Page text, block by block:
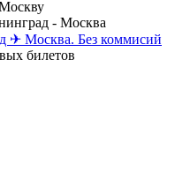
✈ Москва. Без коммисий
билетов